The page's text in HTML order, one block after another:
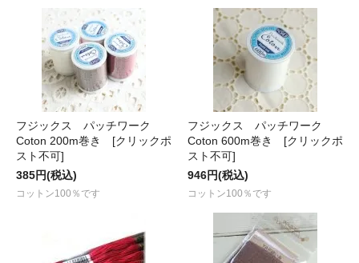
フジックス パッチワーク
Coton 200m巻き [クリックポ
スト不可]
385円(税込)
コットン100％です
フジックス パッチワーク
Coton 600m巻き [クリックポ
スト不可]
946円(税込)
コットン100％です